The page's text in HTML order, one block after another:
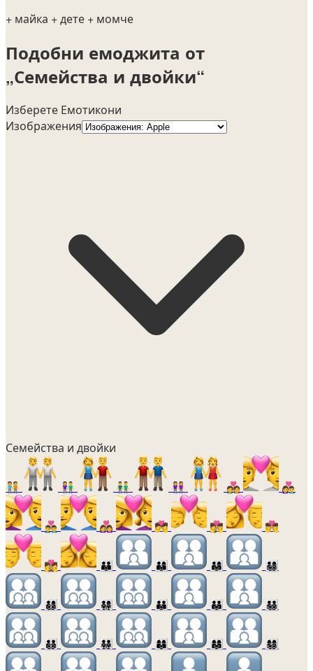
+ майка + дете + момче
Подобни емоджита от
„Семейства и двойки“
Изберете Емотикони
Изображения
Семейства и двойки
🧑‍🤝‍🧑 👫 👬 👭 💑 👩‍❤️‍👨
👨‍❤️‍👨 👩‍❤️‍👩 💏 👩‍❤️‍💋‍👨 👨‍❤️‍💋‍👨
👩‍❤️‍💋‍👩 👪 👨‍👩‍👦 👨‍👩‍👧 👨‍👩‍👧‍👦
👨‍👩‍👦‍👦 👨‍👩‍👧‍👧 👨‍👨‍👦 👨‍👨‍👧 👨‍👨‍👧‍👦
👨‍👨‍👦‍👦 👨‍👨‍👧‍👧 👩‍👩‍👦 👩‍👩‍👧 👩‍👩‍👧‍👦